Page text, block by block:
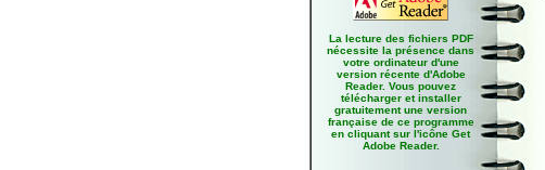
La lecture des fichiers PDF
nécessite la présence dans
votre ordinateur d'une
version récente d'Adobe
Reader. Vous pouvez
télécharger et installer
gratuitement une version
française de ce programme
en cliquant sur l'icône Get
Adobe Reader.